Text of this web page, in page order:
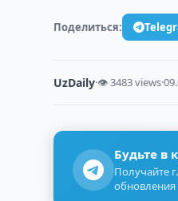
Поделиться:
UzDaily·👁 3483 views·
Будьте в
Получайте
обновления